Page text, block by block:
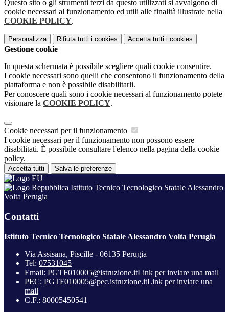
Questo sito o gli strumenti terzi da questo utilizzati si avvalgono di
cookie necessari al funzionamento ed utili alle finalità illustrate nella
COOKIE POLICY.
Personalizza Rifiuta tutti i cookies Accetta tutti i cookies
Gestione cookie
In questa schermata è possibile scegliere quali cookie consentire.
I cookie necessari sono quelli che consentono il funzionamento della
piattaforma e non è possibile disabilitarli.
Per conoscere quali sono i cookie necessari al funzionamento potete
visionare la COOKIE POLICY.
Cookie necessari per il funzionamento
I cookie necessari per il funzionamento non possono essere
disabilitati. È possibile consultare l'elenco nella pagina della cookie
policy.
Accetta tutti Salva le preferenze
Istituto Tecnico Tecnologico Statale Alessandro
Volta Perugia
Contatti
Istituto Tecnico Tecnologico Statale Alessandro Volta Perugia
Via Assisana, Piscille - 06135 Perugia
Tel: 07531045
Email: PGTF010005@istruzione.itLink per inviare una mail
PEC: PGTF010005@pec.istruzione.itLink per inviare una
mail
C.F.: 80005450541